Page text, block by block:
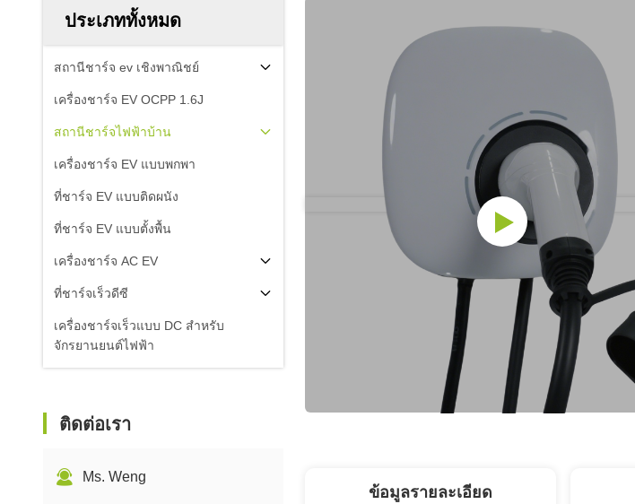
ประเภททั้งหมด
สถานีชาร์จ ev เชิงพาณิชย์
เครื่องชาร์จ EV OCPP 1.6J
สถานีชาร์จไฟฟ้าบ้าน
เครื่องชาร์จ EV แบบพกพา
ที่ชาร์จ EV แบบติดผนัง
ที่ชาร์จ EV แบบตั้งพื้น
เครื่องชาร์จ AC EV
ที่ชาร์จเร็วดีซี
เครื่องชาร์จเร็วแบบ DC สําหรับ
จักรยานยนต์ไฟฟ้า
ติดต่อเรา
Ms. Weng
ข้อมูลรายละเอียด